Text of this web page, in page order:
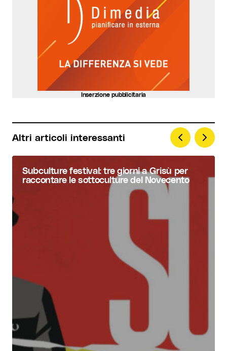
Invia commento
Inserzione pubblicitaria
Altri articoli interessanti
Subculture festival: tre giorni a Grisù per
raccontare le sottoculture del Novecento